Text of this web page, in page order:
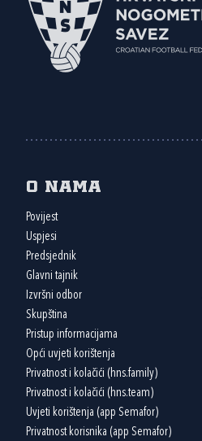
O nama
Povijest
Uspjesi
Predsjednik
Glavni tajnik
Izvršni odbor
Skupština
Pristup informacijama
Opći uvjeti korištenja
Privatnost i kolačići (hns.family)
Privatnost i kolačići (hns.team)
Uvjeti korištenja (app Semafor)
Privatnost korisnika (app Semafor)